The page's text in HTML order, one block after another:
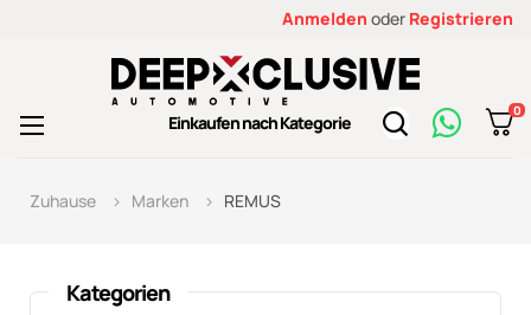
Anmelden oder Registrieren
Einkaufen nach Kategorie
0
Toggle
☰
Zuhause Marken REMUS
Kategorien